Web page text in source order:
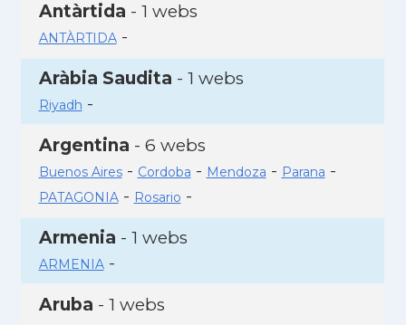
Antàrtida - 1 webs
ANTÀRTIDA-
Aràbia Saudita - 1 webs
Riyadh -
Argentina - 6 webs
Buenos Aires- Cordoba - Mendoza - Parana -
PATAGONIA- Rosario -
Armenia - 1 webs
ARMENIA-
Aruba - 1 webs